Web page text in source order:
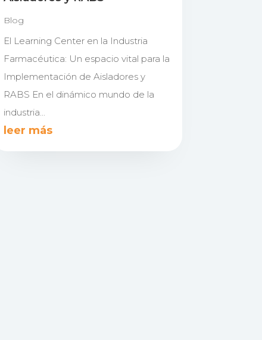
Blog
El Learning Center en la Industria
Farmacéutica: Un espacio vital para la
Implementación de Aisladores y
RABS En el dinámico mundo de la
industria...
leer más